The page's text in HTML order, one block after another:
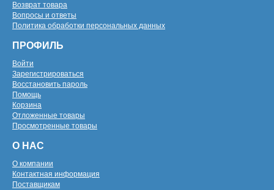
Возврат товара
Вопросы и ответы
Политика обработки персональных данных
ПРОФИЛЬ
Войти
Зарегистрироваться
Восстановить пароль
Помощь
Корзина
Отложенные товары
Просмотренные товары
О НАС
О компании
Контактная информация
Поставщикам